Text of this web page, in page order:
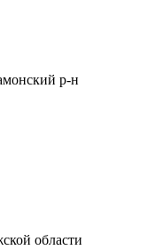
р-н
области